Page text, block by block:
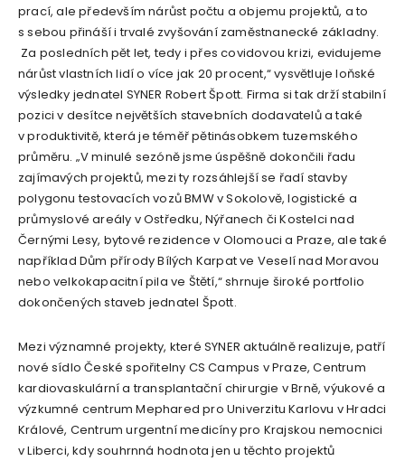
prací, ale především nárůst počtu a objemu projektů, a to
s sebou přináší i trvalé zvyšování zaměstnanecké základny.
Za posledních pět let, tedy i přes covidovou krizi, evidujeme
nárůst vlastních lidí o více jak 20 procent,“ vysvětluje loňské
výsledky jednatel SYNER Robert Špott. Firma si tak drží stabilní
pozici v desítce největších stavebních dodavatelů a také
v produktivitě, která je téměř pětinásobkem tuzemského
průměru. „V minulé sezóně jsme úspěšně dokončili řadu
zajímavých projektů, mezi ty rozsáhlejší se řadí stavby
polygonu testovacích vozů BMW v Sokolově, logistické a
průmyslové areály v Ostředku, Nýřanech či Kostelci nad
Černými Lesy, bytové rezidence v Olomouci a Praze, ale také
například Dům přírody Bílých Karpat ve Veselí nad Moravou
nebo velkokapacitní pila ve Štětí,“ shrnuje široké portfolio
dokončených staveb jednatel Špott.
Mezi významné projekty, které SYNER aktuálně realizuje, patří
nové sídlo České spořitelny CS Campus v Praze, Centrum
kardiovaskulární a transplantační chirurgie v Brně, výukové a
výzkumné centrum Mephared pro Univerzitu Karlovu v Hradci
Králové, Centrum urgentní medicíny pro Krajskou nemocnici
v Liberci, kdy souhrnná hodnota jen u těchto projektů